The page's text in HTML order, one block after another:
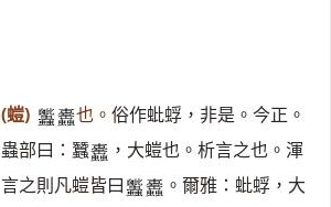
(螘) 𧖕 𧕰 也。 俗作蚍蜉，非是。今正。
蟲部曰：蠶𧕰
，大螘也。析言之也。渾
言之則凡螘皆曰𧖕 𧕰 。爾雅：蚍蜉，大